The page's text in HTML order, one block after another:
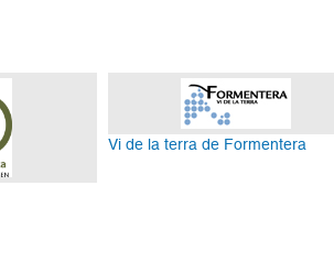
Vi de la terra de Formentera